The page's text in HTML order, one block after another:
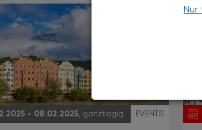
Nur
- 08.02.2025 , ganztägig EVENTS